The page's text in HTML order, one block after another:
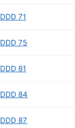
DDD 71
DDD 75
DDD 81
DDD 84
DDD 87